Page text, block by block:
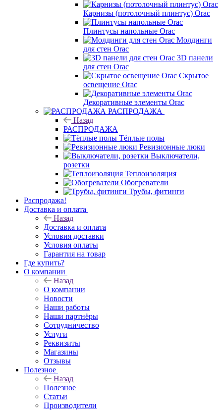
Карнизы (потолочный плинтус) Orac
Плинтусы напольные Orac
Молдинги
для стен Orac
3D панели
для стен Orac
Скрытое
освещение Orac
Декоративные элементы Orac
РАСПРОДАЖА
Назад
РАСПРОДАЖА
Тёплые полы
Ревизионные люки
Выключатели,
розетки
Теплоизоляция
Обогреватели
Трубы, фитинги
Распродажа!
Доставка и оплата
Назад
Доставка и оплата
Условия доставки
Условия оплаты
Гарантия на товар
Где купить?
О компании
Назад
О компании
Новости
Наши работы
Наши партнёры
Сотрудничество
Услуги
Реквизиты
Магазины
Отзывы
Полезное
Назад
Полезное
Статьи
Производители